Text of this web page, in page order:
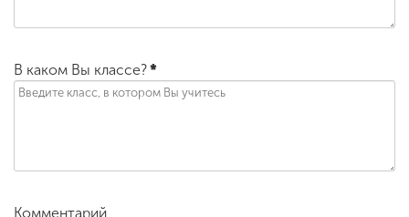
В каком Вы классе?*
Комментарий